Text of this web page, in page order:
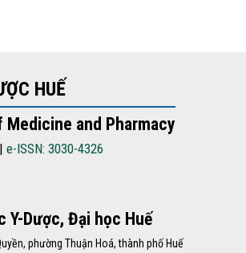
HUẾ
Medicine and Pharmacy
| e-ISSN: 3030-4326
Y-Dược, Đại học Huế
phường Thuận Hoá, thành phố Huế